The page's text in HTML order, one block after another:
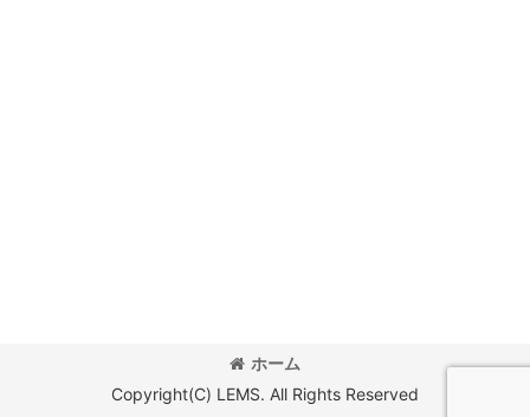
ホーム
Copyright(C) LEMS. All Rights Reserved